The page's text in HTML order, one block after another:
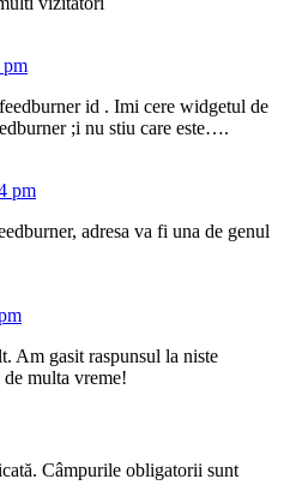
pm
id . Imi cere widgetul de
;i nu stiu care este….
pm
adresa va fi una de genul
Am gasit raspunsul la niste
multa vreme!
Câmpurile obligatorii sunt